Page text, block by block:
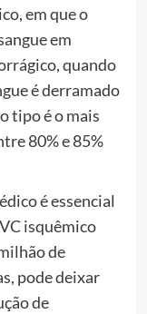
em que o
em
quando
é derramado
tipo é o mais
80% e 85%
é essencial
isquêmico
de
pode deixar
de